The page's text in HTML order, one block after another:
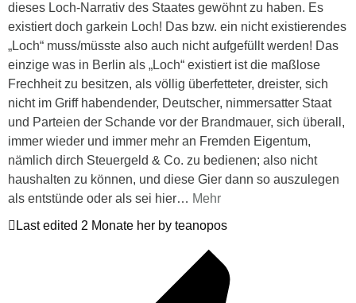
dieses Loch-Narrativ des Staates gewöhnt zu haben. Es
existiert doch garkein Loch! Das bzw. ein nicht existierendes
„Loch“ muss/müsste also auch nicht aufgefüllt werden! Das
einzige was in Berlin als „Loch“ existiert ist die maßlose
Frechheit zu besitzen, als völlig überfetteter, dreister, sich
nicht im Griff habendender, Deutscher, nimmersatter Staat
und Parteien der Schande vor der Brandmauer, sich überall,
immer wieder und immer mehr an Fremden Eigentum,
nämlich dirch Steuergeld & Co. zu bedienen; also nicht
haushalten zu können, und diese Gier dann so auszulegen
als entstünde oder als sei hier… Mehr
Last edited 2 Monate her by teanopos